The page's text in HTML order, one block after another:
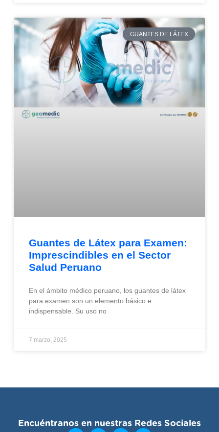
GUANTES DE LÁTEX
Guantes de Látex para Examen:
Imprescindibles en el Sector
Salud Peruano
En el ámbito médico peruano, los guantes de látex
para examen son un elemento básico e
indispensable. Su uso no
7 marzo, 2025
Encuéntranos en nuestras Redes Sociales